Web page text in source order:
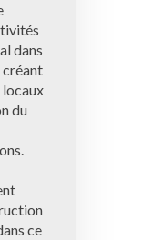
dans
créant
du
ce